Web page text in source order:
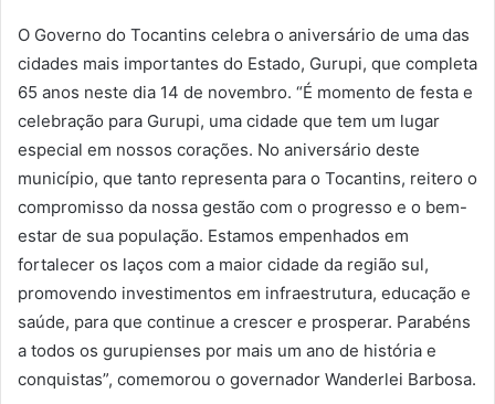
O Governo do Tocantins celebra o aniversário de uma das
cidades mais importantes do Estado, Gurupi, que completa
65 anos neste dia 14 de novembro. “É momento de festa e
celebração para Gurupi, uma cidade que tem um lugar
especial em nossos corações. No aniversário deste
município, que tanto representa para o Tocantins, reitero o
compromisso da nossa gestão com o progresso e o bem-
estar de sua população. Estamos empenhados em
fortalecer os laços com a maior cidade da região sul,
promovendo investimentos em infraestrutura, educação e
saúde, para que continue a crescer e prosperar. Parabéns
a todos os gurupienses por mais um ano de história e
conquistas”, comemorou o governador Wanderlei Barbosa.